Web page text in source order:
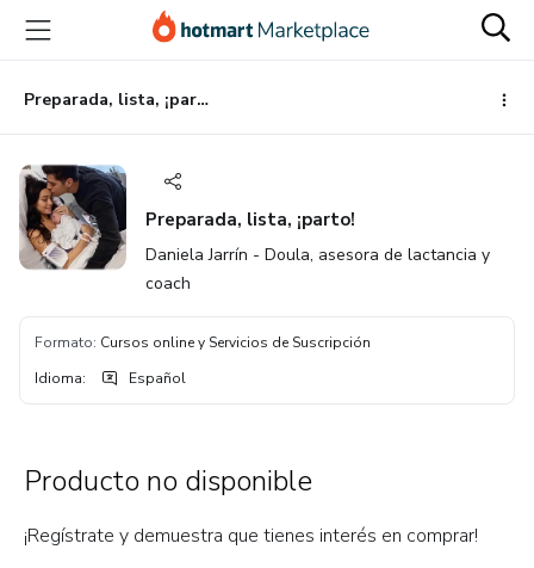
principal
página
de
página
Preparada, lista, ¡parto!
Preparada, lista, ¡parto!
Daniela Jarrín - Doula, asesora de lactancia y
coach
Formato: Cursos online y Servicios de Suscripción
Idioma: Español
Producto no disponible
¡Regístrate y demuestra que tienes interés en comprar!